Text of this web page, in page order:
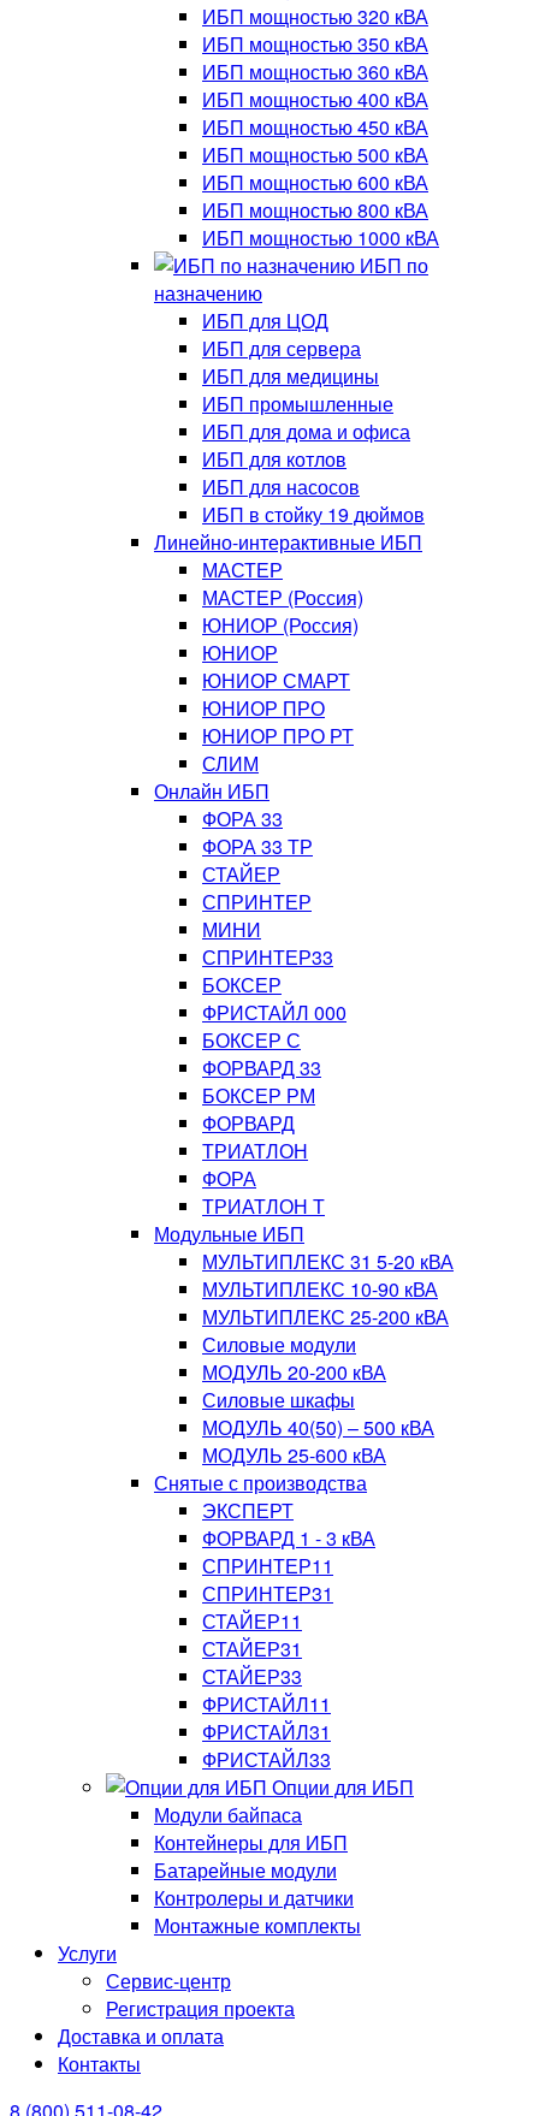
ИБП мощностью 320 кВА
ИБП мощностью 350 кВА
ИБП мощностью 360 кВА
ИБП мощностью 400 кВА
ИБП мощностью 450 кВА
ИБП мощностью 500 кВА
ИБП мощностью 600 кВА
ИБП мощностью 800 кВА
ИБП мощностью 1000 кВА
ИБП по
назначению
ИБП для ЦОД
ИБП для сервера
ИБП для медицины
ИБП промышленные
ИБП для дома и офиса
ИБП для котлов
ИБП для насосов
ИБП в стойку 19 дюймов
Линейно-интерактивные ИБП
МАСТЕР
МАСТЕР (Россия)
ЮНИОР (Россия)
ЮНИОР
ЮНИОР СМАРТ
ЮНИОР ПРО
ЮНИОР ПРО РТ
СЛИМ
Онлайн ИБП
ФОРА 33
ФОРА 33 ТР
СТАЙЕР
СПРИНТЕР
МИНИ
СПРИНТЕР33
БОКСЕР
ФРИСТАЙЛ 000
БОКСЕР С
ФОРВАРД 33
БОКСЕР РМ
ФОРВАРД
ТРИАТЛОН
ФОРА
ТРИАТЛОН Т
Модульные ИБП
МУЛЬТИПЛЕКС 31 5-20 кВА
МУЛЬТИПЛЕКС 10-90 кВА
МУЛЬТИПЛЕКС 25-200 кВА
Силовые модули
МОДУЛЬ 20-200 кВА
Силовые шкафы
МОДУЛЬ 40(50) – 500 кВА
МОДУЛЬ 25-600 кВА
Снятые с производства
ЭКСПЕРТ
ФОРВАРД 1 - 3 кВА
СПРИНТЕР11
СПРИНТЕР31
СТАЙЕР11
СТАЙЕР31
СТАЙЕР33
ФРИСТАЙЛ11
ФРИСТАЙЛ31
ФРИСТАЙЛ33
Опции для ИБП
Модули байпаса
Контейнеры для ИБП
Батарейные модули
Контролеры и датчики
Монтажные комплекты
Услуги
Сервис-центр
Регистрация проекта
Доставка и оплата
Контакты